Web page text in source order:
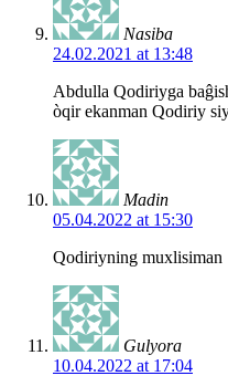
Nasiba
24.02.2021 at 13:48
Abdulla Qodiriyga
òqir ekanman Qodiriy
Madin
05.04.2022 at 15:30
Qodiriyning muxlisiman
Gulyora
10.04.2022 at 17:04